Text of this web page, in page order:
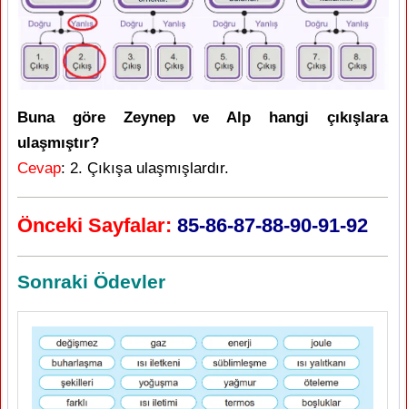
Buna göre Zeynep ve Alp hangi çıkışlara
ulaşmıştır?
Cevap: 2. Çıkışa ulaşmışlardır.
Önceki Sayfalar: 85-86-87-88-90-91-92
Sonraki Ödevler